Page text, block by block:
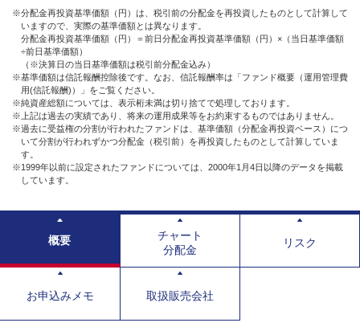
※分配金再投資基準価額（円）は、税引前の分配金を再投資したものとして計算して
いますので、実際の基準価額とは異なります。
分配金再投資基準価額（円）＝前日分配金再投資基準価額（円）×（当日基準価額
÷前日基準価額）
（※決算日の当日基準価額は税引前分配金込み）
※基準価額は信託報酬控除後です。なお、信託報酬率は「ファンド概要（運用管理費
用(信託報酬)）」をご覧ください。
※純資産総額については、表示桁未満は切り捨てで処理しております。
※上記は過去の実績であり、将来の運用成果等をお約束するものではありません。
※過去に受益権の分割が行われたファンドは、基準価額（分配金再投資ベース）につ
いて分割が行われずかつ分配金（税引前）を再投資したものとして計算していま
す。
※1999年以前に設定されたファンドについては、2000年1月4日以降のデータを掲載
しています。
概要
チャート
分配金
リスク
お申込みメモ 取扱販売会社